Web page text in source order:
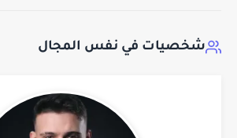
شخصيات في نفس المجال